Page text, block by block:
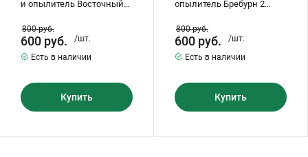
и опылитель Восточный
800руб.
600 руб.
/шт.
Есть в наличии
Купить
опылитель Бребурн 2
800руб.
600 руб.
/шт.
Есть в наличии
Купить